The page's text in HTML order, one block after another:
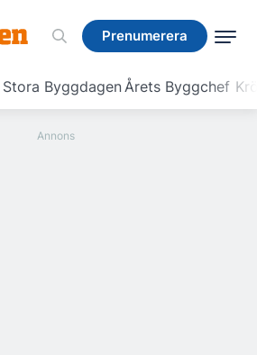
Prenumerera
Stora ByggdagenÅrets Byggchef
Prenumerera